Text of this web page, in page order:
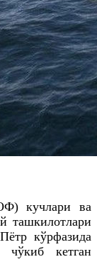
кучлари ва
ташкилотлари
кўрфазида
кетган